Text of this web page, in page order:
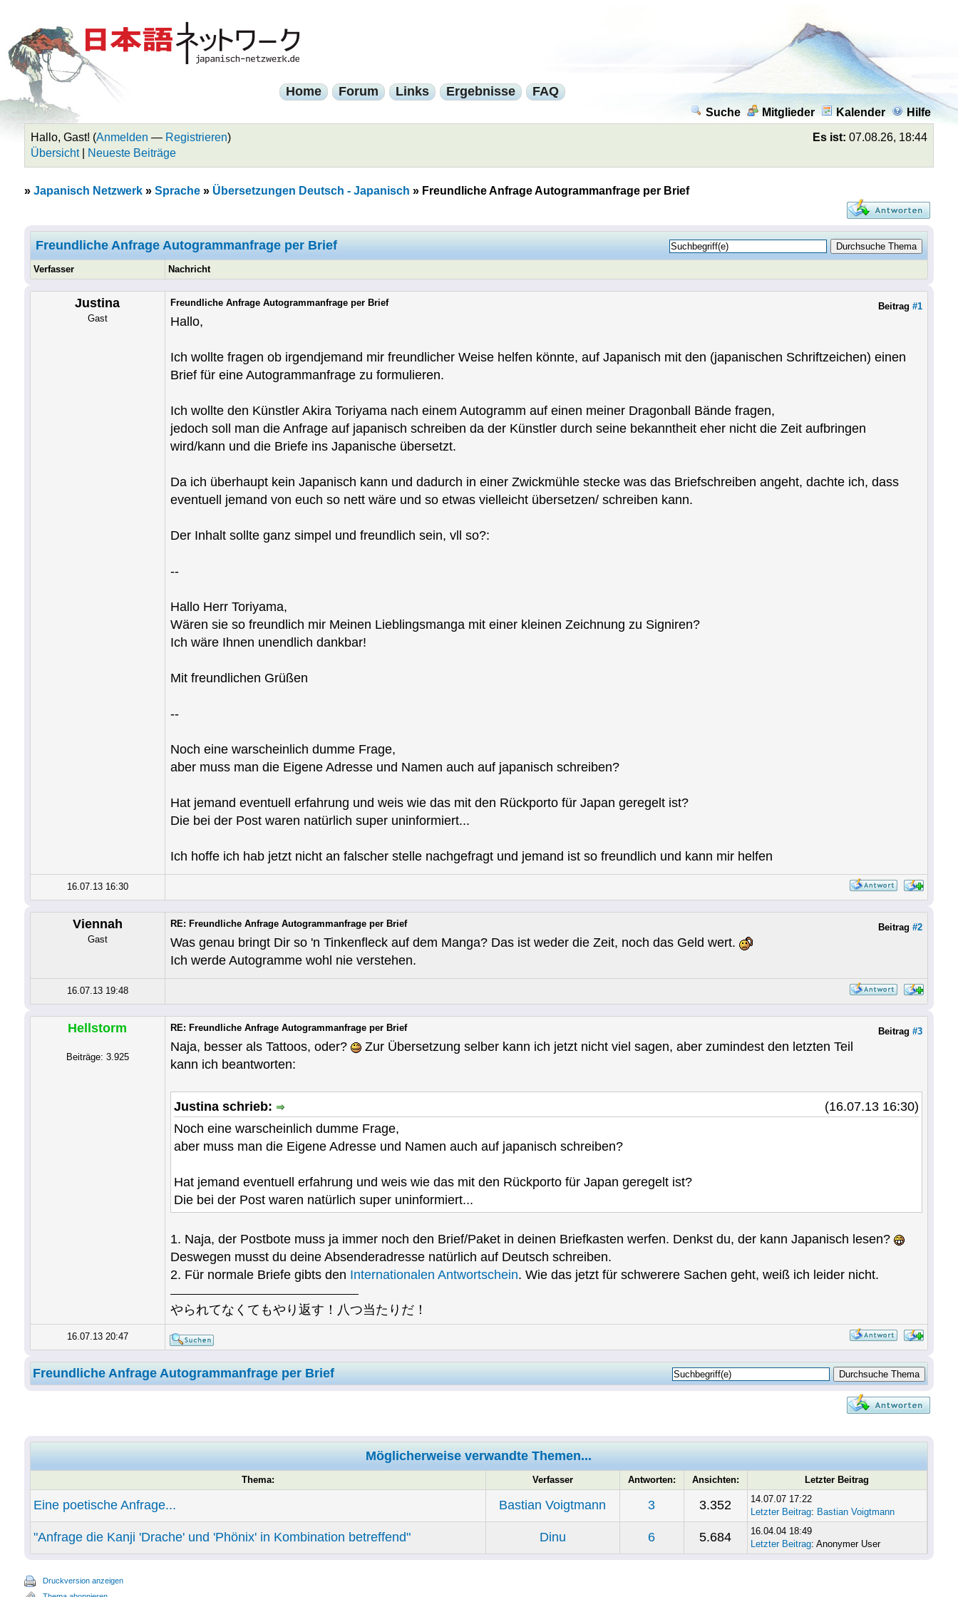
Home Forum Links Ergebnisse FAQ
Suche Mitglieder Kalender Hilfe
Es ist: 07.08.26, 18:44
Hallo, Gast! (Anmelden — Registrieren)
Übersicht| Neueste Beiträge
» Japanisch Netzwerk» Sprache» Übersetzungen Deutsch - Japanisch » Freundliche Anfrage Autogrammanfrage per Brief
Freundliche Anfrage Autogrammanfrage per Brief
Verfasser Nachricht
Justina
Gast
Beitrag #1
Freundliche Anfrage Autogrammanfrage per Brief
Hallo,
Ich wollte fragen ob irgendjemand mir freundlicher Weise helfen könnte, auf Japanisch mit den (japanischen Schriftzeichen) einen
Brief für eine Autogrammanfrage zu formulieren.
Ich wollte den Künstler Akira Toriyama nach einem Autogramm auf einen meiner Dragonball Bände fragen,
jedoch soll man die Anfrage auf japanisch schreiben da der Künstler durch seine bekanntheit eher nicht die Zeit aufbringen
wird/kann und die Briefe ins Japanische übersetzt.
Da ich überhaupt kein Japanisch kann und dadurch in einer Zwickmühle stecke was das Briefschreiben angeht, dachte ich, dass
eventuell jemand von euch so nett wäre und so etwas vielleicht übersetzen/ schreiben kann.
Der Inhalt sollte ganz simpel und freundlich sein, vll so?:
--
Hallo Herr Toriyama,
Wären sie so freundlich mir Meinen Lieblingsmanga mit einer kleinen Zeichnung zu Signiren?
Ich wäre Ihnen unendlich dankbar!
Mit freundlichen Grüßen
--
Noch eine warscheinlich dumme Frage,
aber muss man die Eigene Adresse und Namen auch auf japanisch schreiben?
Hat jemand eventuell erfahrung und weis wie das mit den Rückporto für Japan geregelt ist?
Die bei der Post waren natürlich super uninformiert...
Ich hoffe ich hab jetzt nicht an falscher stelle nachgefragt und jemand ist so freundlich und kann mir helfen
16.07.13 16:30
Viennah
Gast
Beitrag #2
RE: Freundliche Anfrage Autogrammanfrage per Brief
Was genau bringt Dir so 'n Tinkenfleck auf dem Manga? Das ist weder die Zeit, noch das Geld wert.
Ich werde Autogramme wohl nie verstehen.
16.07.13 19:48
Hellstorm
Beiträge: 3.925
Beitrag #3
RE: Freundliche Anfrage Autogrammanfrage per Brief
Naja, besser als Tattoos, oder?
Zur Übersetzung selber kann ich jetzt nicht viel sagen, aber zumindest den letzten Teil
kann ich beantworten:
(16.07.13 16:30)
Justina schrieb:
Noch eine warscheinlich dumme Frage,
aber muss man die Eigene Adresse und Namen auch auf japanisch schreiben?
Hat jemand eventuell erfahrung und weis wie das mit den Rückporto für Japan geregelt ist?
Die bei der Post waren natürlich super uninformiert...
1. Naja, der Postbote muss ja immer noch den Brief/Paket in deinen Briefkasten werfen. Denkst du, der kann Japanisch lesen?
Deswegen musst du deine Absenderadresse natürlich auf Deutsch schreiben.
2. Für normale Briefe gibts den Internationalen Antwortschein. Wie das jetzt für schwerere Sachen geht, weiß ich leider nicht.
やられてなくてもやり返す！八つ当たりだ！
16.07.13 20:47
Freundliche Anfrage Autogrammanfrage per Brief
Möglicherweise verwandte Themen...
Thema: Verfasser Antworten: Ansichten: Letzter Beitrag
Eine poetische Anfrage... Bastian Voigtmann 3 3.352
14.07.07 17:22
Letzter Beitrag: Bastian Voigtmann
"Anfrage die Kanji 'Drache' und 'Phönix' in Kombination betreffend" Dinu 6 5.684
16.04.04 18:49
Letzter Beitrag: Anonymer User
Druckversion anzeigen